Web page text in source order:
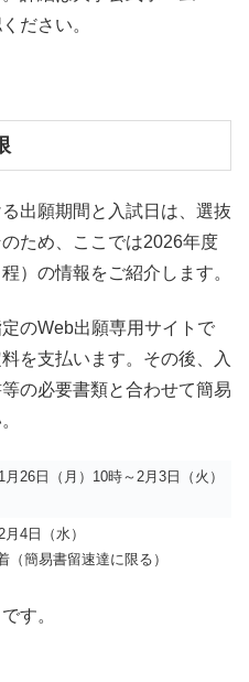
ださい。
出願期間と入試日は、選抜
ため、ここでは2026年度
）の情報をご紹介します。
のWeb出願専用サイトで
を支払います。その後、入
の必要書類と合わせて簡易
月26日（月）10時～2月3日（火）
4日（水）
（簡易書留速達に限る）
す。